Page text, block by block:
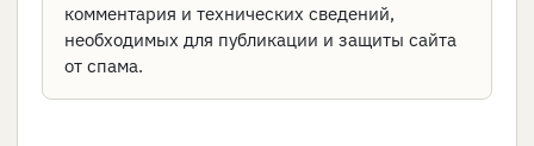
комментария и технических сведений,
необходимых для публикации и защиты сайта
от спама.